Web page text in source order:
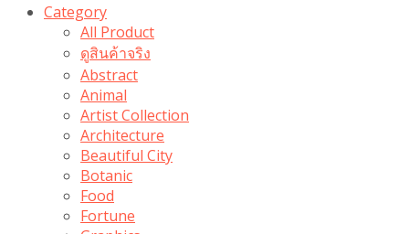
Category
All Product
ดูสินค้าจริง
Abstract
Animal
Artist Collection
Architecture
Beautiful City
Botanic
Food
Fortune